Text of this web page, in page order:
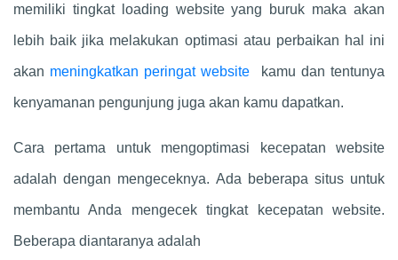
memiliki tingkat loading website yang buruk maka akan
lebih baik jika melakukan optimasi atau perbaikan hal ini
akan meningkatkan peringat website kamu dan tentunya
kenyamanan pengunjung juga akan kamu dapatkan.
Cara pertama untuk mengoptimasi kecepatan website
adalah dengan mengeceknya. Ada beberapa situs untuk
membantu Anda mengecek tingkat kecepatan website.
Beberapa diantaranya adalah